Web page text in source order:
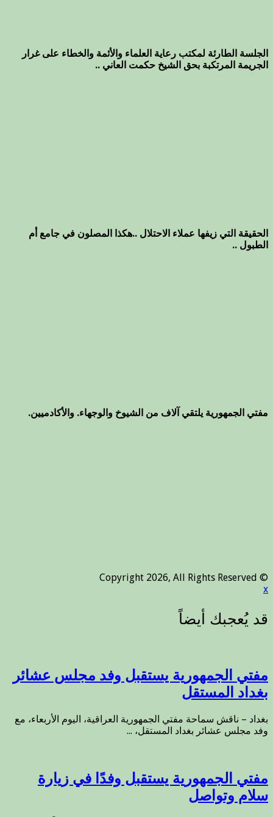
الجلسة الطارئة لمكتب رعاية العلماء والأئمة والخطاء على غرار
الجريمة المرتكبة بحق الشيخ حكمت العاني ..
الحقيقة التي زيفها عملاء الاحتلال ..هكذا المصلون في جامع أم
الطبول ..
مفتي الجمهورية يلتقي آلاف من الشيوخ والوجهاء. والأكادميين.
© Copyright 2026, All Rights Reserved
x
مفتي الجمهورية يستقبل وفد مجلس عشائر
بغداد المستقل
بغداد – ناقش سماحة مفتي الجمهورية العراقية، اليوم الأربعاء، مع
وفد مجلس عشائر بغداد المستقل، ...
مفتي الجمهورية يستقبل وفدًا في زيارة
سلام وتواصل